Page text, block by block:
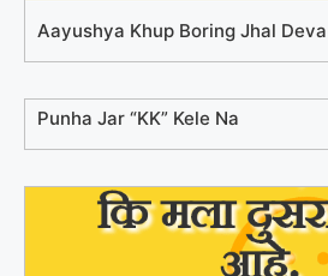
Aayushya Khup Boring Jhal Deva
Punha Jar “KK” Kele Na